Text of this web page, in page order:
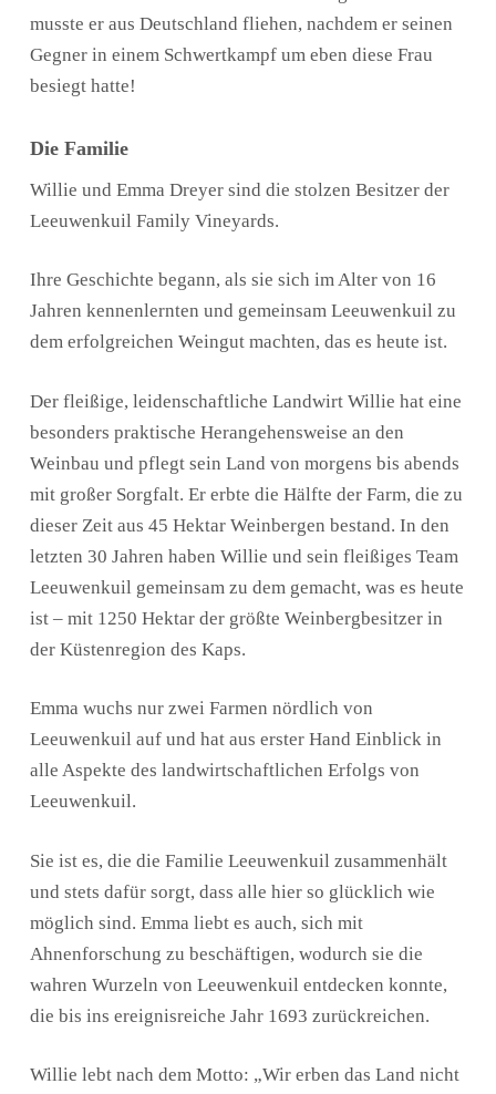
musste er aus Deutschland fliehen, nachdem er seinen
Gegner in einem Schwertkampf um eben diese Frau
besiegt hatte!
Die Familie
Willie und Emma Dreyer sind die stolzen Besitzer der
Leeuwenkuil Family Vineyards.
Ihre Geschichte begann, als sie sich im Alter von 16
Jahren kennenlernten und gemeinsam Leeuwenkuil zu
dem erfolgreichen Weingut machten, das es heute ist.
Der fleißige, leidenschaftliche Landwirt Willie hat eine
besonders praktische Herangehensweise an den
Weinbau und pflegt sein Land von morgens bis abends
mit großer Sorgfalt. Er erbte die Hälfte der Farm, die zu
dieser Zeit aus 45 Hektar Weinbergen bestand. In den
letzten 30 Jahren haben Willie und sein fleißiges Team
Leeuwenkuil gemeinsam zu dem gemacht, was es heute
ist – mit 1250 Hektar der größte Weinbergbesitzer in
der Küstenregion des Kaps.
Emma wuchs nur zwei Farmen nördlich von
Leeuwenkuil auf und hat aus erster Hand Einblick in
alle Aspekte des landwirtschaftlichen Erfolgs von
Leeuwenkuil.
Sie ist es, die die Familie Leeuwenkuil zusammenhält
und stets dafür sorgt, dass alle hier so glücklich wie
möglich sind. Emma liebt es auch, sich mit
Ahnenforschung zu beschäftigen, wodurch sie die
wahren Wurzeln von Leeuwenkuil entdecken konnte,
die bis ins ereignisreiche Jahr 1693 zurückreichen.
Willie lebt nach dem Motto: „Wir erben das Land nicht